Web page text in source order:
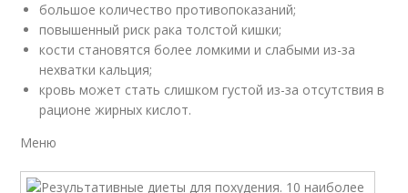
большое количество противопоказаний;
повышенный риск рака толстой кишки;
кости становятся более ломкими и слабыми из-за
нехватки кальция;
кровь может стать слишком густой из-за отсутствия в
рационе жирных кислот.
Меню